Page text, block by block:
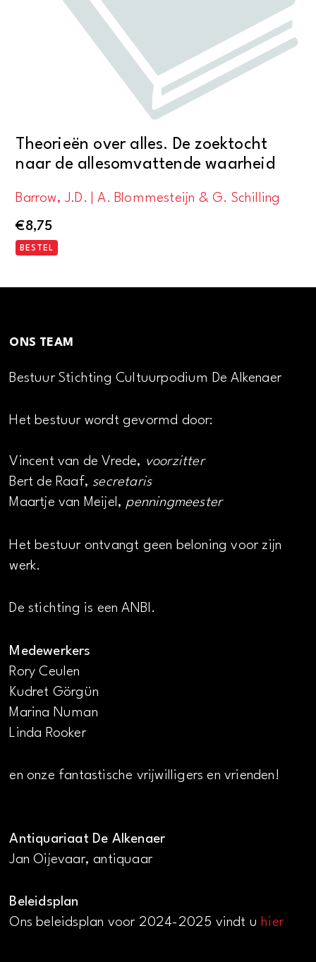
Theorieën over alles. De zoektocht
naar de allesomvattende waarheid
Barrow, J.D. | A. Blommesteijn & G. Schilling
€8,75
BESTEL
ONS TEAM
Bestuur Stichting Cultuurpodium De Alkenaer
Het bestuur wordt gevormd door:
Vincent van de Vrede, voorzitter
Bert de Raaf, secretaris
Maartje van Meijel, penningmeester
Het bestuur ontvangt geen beloning voor zijn
werk.
De stichting is een ANBI.
Medewerkers
Rory Ceulen
Kudret Görgün
Marina Numan
Linda Rooker
en onze fantastische vrijwilligers en vrienden!
Antiquariaat De Alkenaer
Jan Oijevaar, antiquaar
Beleidsplan
Ons beleidsplan voor 2024-2025 vindt uhier